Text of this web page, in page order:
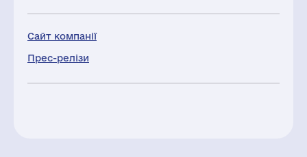
Сайт компанії
Прес-релізи